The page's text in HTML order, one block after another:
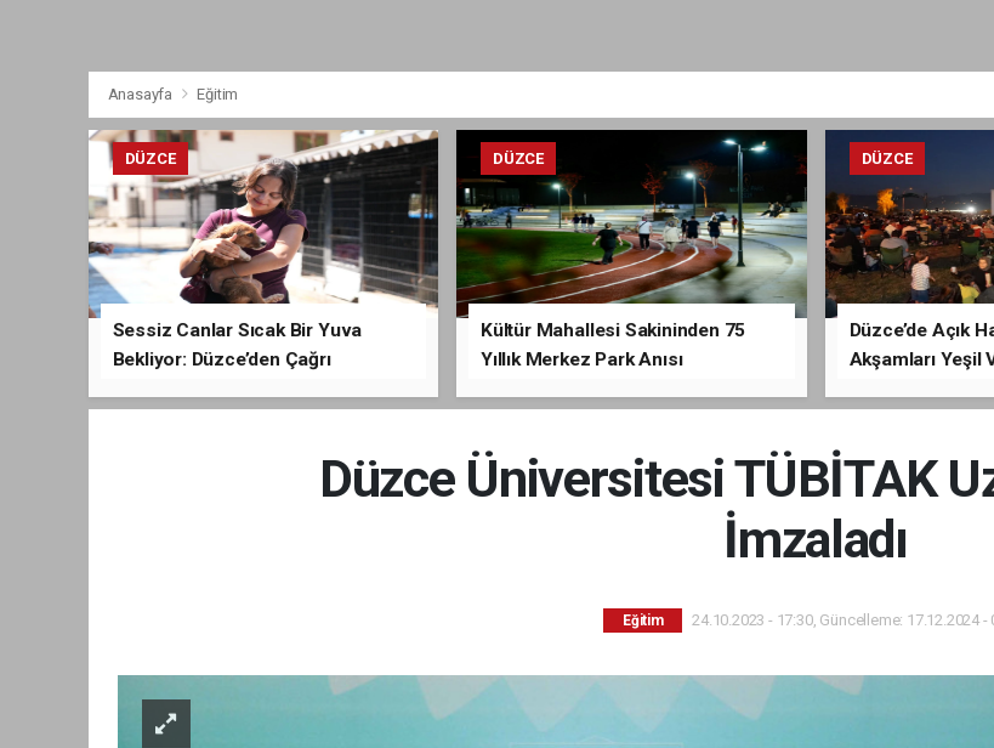
Anasayfa Eğitim
DÜZCE
Sessiz Canlar Sıcak Bir Yuva
Bekliyor: Düzce’den Çağrı
DÜZCE
Kültür Mahallesi Sakininden 75
Yıllık Merkez Park Anısı
DÜZCE
Düzce’de Açık
Akşamları Yeşil
Düzce Üniversitesi TÜBİTAK
İmzaladı
Eğitim 24.10.2023 - 17:30, Güncelleme: 17.12.2024 -